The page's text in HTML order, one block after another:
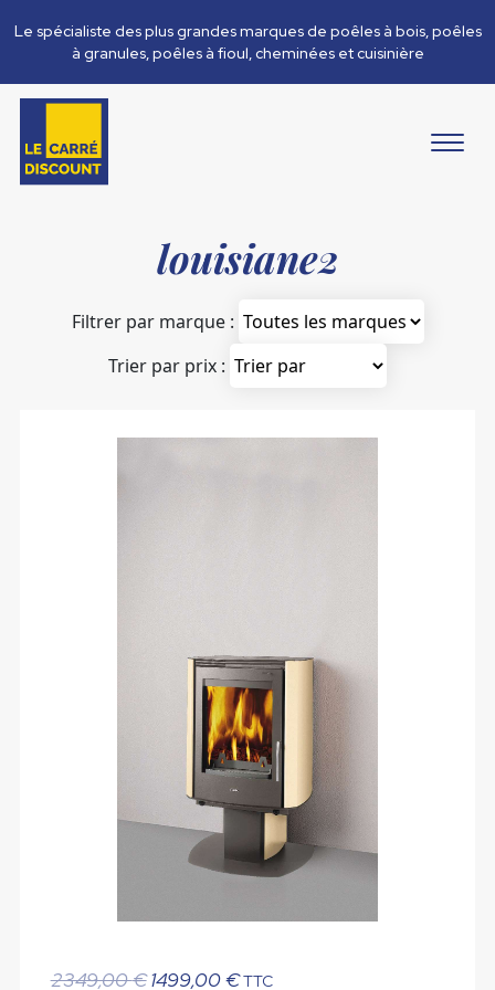
Le spécialiste des plus grandes marques de poêles à bois, poêles
à granules, poêles à fioul, cheminées et cuisinière
louisiane2
Filtrer par marque :
Trier par prix :
2349,00€ Le
1499,00€Le
TTC